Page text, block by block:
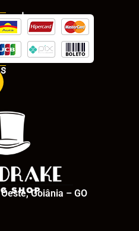
Goiânia – GO